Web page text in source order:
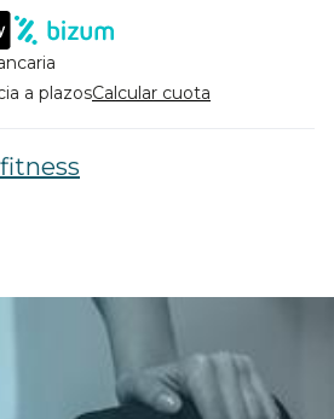
a plazosCalcular cuota